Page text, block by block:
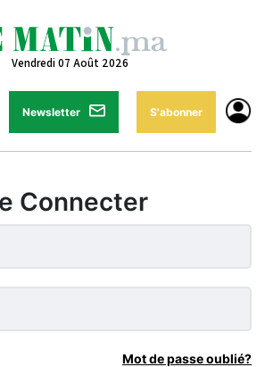
Vendredi 07 Août 2026
Newsletter S'abonner
Connecter
Mot de passe oublié?